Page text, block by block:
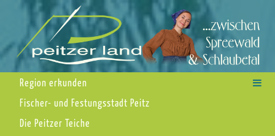
Region erkunden
Fischer- und Festungsstadt Peitz
Die Peitzer Teiche